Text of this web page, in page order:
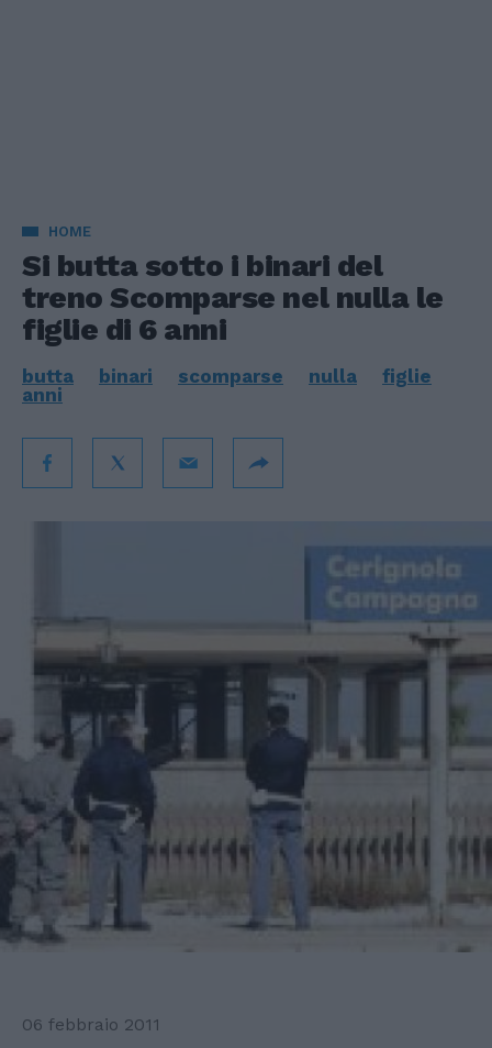
HOME
Si butta sotto i binari del
treno Scomparse nel nulla le
figlie di 6 anni
butta binari scomparse nulla
figlie
anni
06 febbraio 2011